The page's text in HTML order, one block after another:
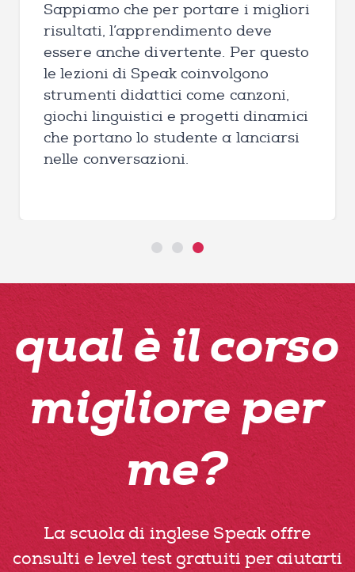
Sappiamo che per portare i migliori
risultati, l’apprendimento deve
essere anche divertente. Per questo
le lezioni di Speak coinvolgono
strumenti didattici come canzoni,
giochi linguistici e progetti dinamici
che portano lo studente a lanciarsi
nelle conversazioni.
qual è il corso
migliore per
me?
La scuola di inglese Speak offre
consulti e level test gratuiti per aiutarti